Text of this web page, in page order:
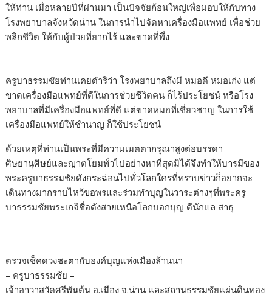
ให้ท่าน เมื่อหลายปีที่ผ่านมา เป็นปัจจัยก้อนใหญ่เพื่อมอบให้กับทาง
โรงพยาบาลจังหวัดน่าน ในการนำไปจัดหาเครื่องมือแพทย์ เพื่อช่วย
พลิกชีวิต ให้กับผู้ป่วยที่ยากไร้ และขาดที่พึ่ง
ครูบาธรรมชัยท่านเคยดำริว่า โรงพยาบาลถึงมี หมอดี หมอเก่ง แต่
ขาดเครื่องมือแพทย์ที่ดีในการช่วยชีวิตคน ก็ไร้ประโยชน์ หรือโรง
พยาบาลที่มีเครื่องมือแพทย์ที่ดี แต่ขาดหมอที่เชี่ยวชาญ ในการใช้
เครื่องมือแพทย์ให้ชำนาญ ก็ใช้ประโยชน์
ด้วยเหตุที่ท่านเป็นพระที่มีความเมตตากรุณาสูงต่อบรรดา
ศิษยานุศิษย์และญาตโยมทั่วไปอย่างหาที่สุดมิได้จึงทำให้บารมีของ
พระครูบาธรรมชัยดังกระฉ่อนไปทั่วโลกใครที่ทราบข่าวก็อยากจะ
เดินทางมากราบไหว้ขอพรและร่วมทำบุญในวาระต่างๆที่พระครู
บาธรรมชัยพระเกจิชื่อดังสายเหนือโลกบอกบุญ ดีนักแล สาธุ
ตรวจเช็คดวงชะตากับองค์บุญแห่งเมืองล้านนา
– ครูบาธรรมชัย –
เจ้าอาวาสวัดศรีพันต้น อ.เมือง จ.น่าน และสถานธรรมชัยแผ่นดินทอง